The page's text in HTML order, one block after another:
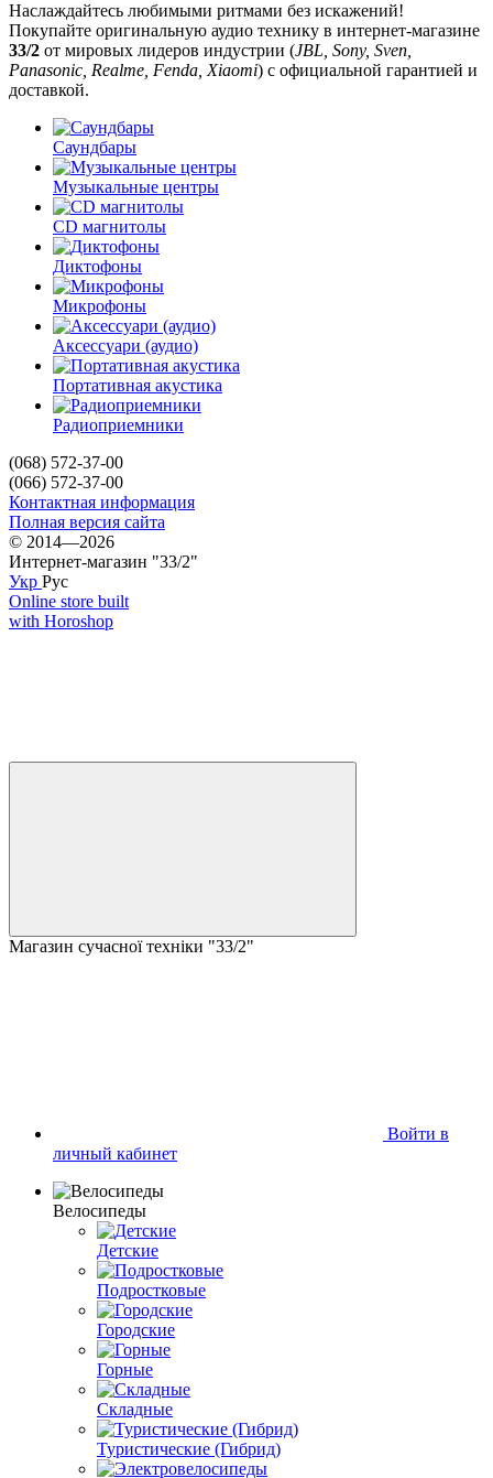
Наслаждайтесь любимыми ритмами без искажений!
Покупайте оригинальную аудио технику в интернет-магазине
33/2 от мировых лидеров индустрии (JBL, Sony, Sven,
Panasonic, Realme, Fenda, Xiaomi) с официальной гарантией и
доставкой.
Саундбары
Музыкальные центры
CD магнитолы
Диктофоны
Микрофоны
Аксессуари (аудио)
Портативная акустика
Радиоприемники
(068) 572-37-00
(066) 572-37-00
Контактная информация
Полная версия сайта
© 2014—2026
Интернет-магазин "33/2"
Укр Рус
Online store built
with Horoshop
Магазин сучасної техніки "33/2"
Войти в
личный кабинет
Велосипеды
Детские
Подростковые
Городские
Горные
Складные
Туристические (Гибрид)